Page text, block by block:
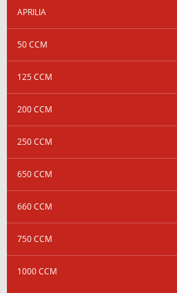
APRILIA
50 CCM
125 CCM
200 CCM
250 CCM
650 CCM
660 CCM
750 CCM
1000 CCM